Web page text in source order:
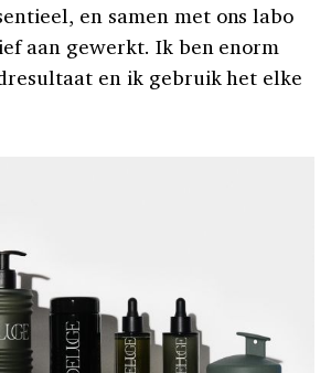
en samen met ons labo
aan gewerkt. Ik ben enorm
en ik gebruik het elke